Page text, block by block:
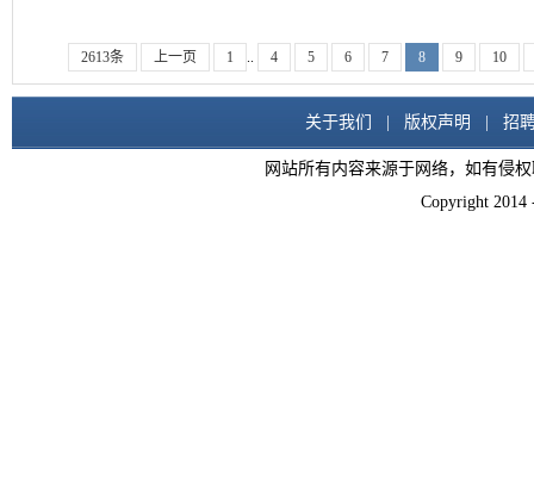
2613条 上一页 1 .. 4 5 6 7 8 9 10
关于我们 版权声明 招
网站所有内容来源于网络，如有侵
Copyright 2014